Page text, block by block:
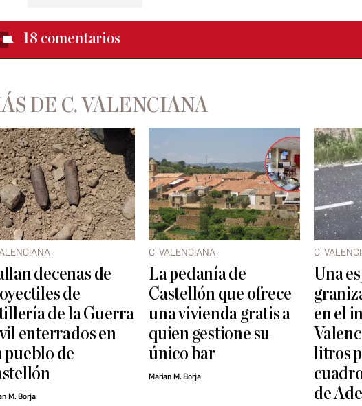
18 comentarios
DE C. VALENCIANA
decenas de
de
de la Guerra
enterrados en
pueblo de
M. Borja
C. VALENCIANA
La pedanía de
Castellón que ofrece
una vivienda gratis a
quien gestione su
único bar
Marian M. Borja
C.
Una
en el
litros
de